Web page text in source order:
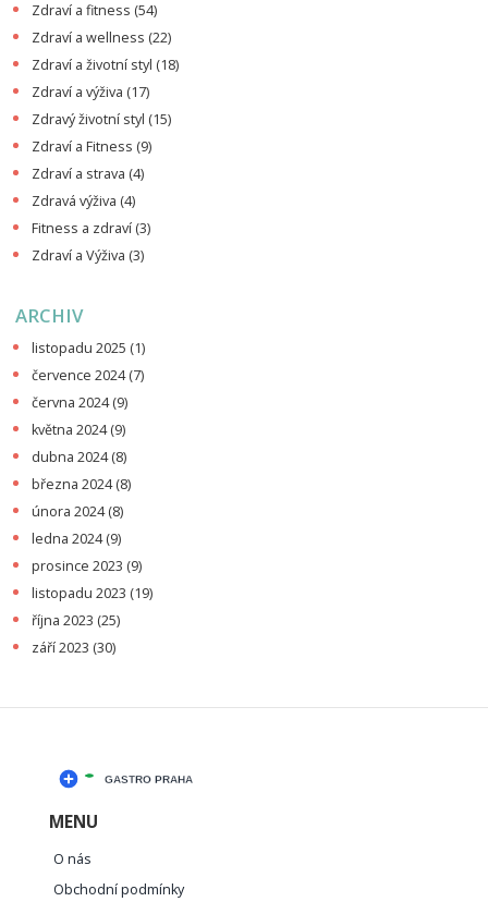
Zdraví a fitness (54)
Zdraví a wellness (22)
Zdraví a životní styl (18)
Zdraví a výživa (17)
Zdravý životní styl (15)
Zdraví a Fitness (9)
Zdraví a strava (4)
Zdravá výživa (4)
Fitness a zdraví (3)
Zdraví a Výživa (3)
ARCHIV
listopadu 2025 (1)
července 2024(7)
června 2024(9)
května 2024(9)
dubna 2024(8)
března 2024(8)
února 2024(8)
ledna 2024(9)
prosince 2023 (9)
listopadu 2023 (19)
října 2023 (25)
září 2023 (30)
MENU
O nás
Obchodní podmínky